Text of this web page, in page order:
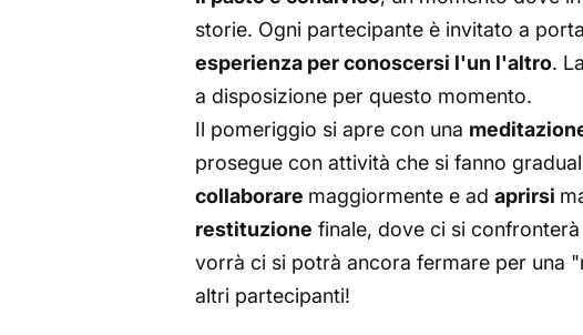
storie. Ogni partecipante è invitato a
esperienza per conoscersi l'un l'altro.
a disposizione per questo momento.
Il pomeriggio si apre con una
prosegue con attività che si fanno
collaborare maggiormente e ad aprirsi
restituzione finale, dove ci si
vorrà ci si potrà ancora fermare per una
altri partecipanti!